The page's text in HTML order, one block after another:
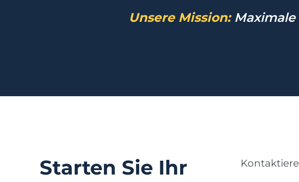
Unsere Mission:Maximale
Starten Sie Ihr